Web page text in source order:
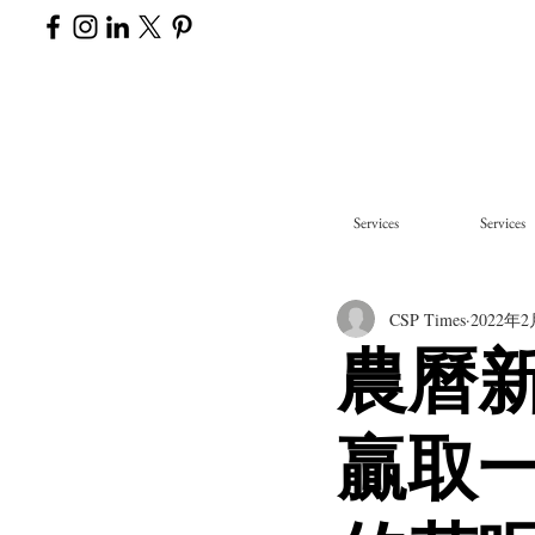
Services Services
農曆
贏取
CSP Times 2022年2